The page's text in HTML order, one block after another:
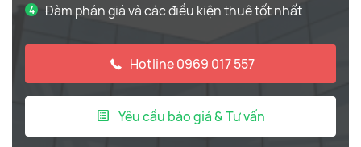
Đàm phán giá và các điều kiện thuê tốt nhất
Hotline 0969 017 557
Yêu cầu báo giá & Tư vấn